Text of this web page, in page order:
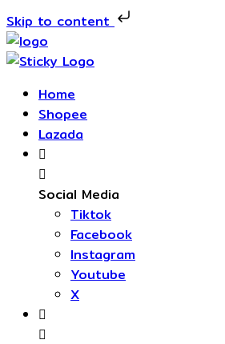
Skip to content
Home
Shopee
Lazada
Social Media
Tiktok
Facebook
Instagram
Youtube
X